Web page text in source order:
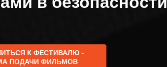
К ФЕСТИВАЛЮ -
ПОДАЧИ ФИЛЬМОВ